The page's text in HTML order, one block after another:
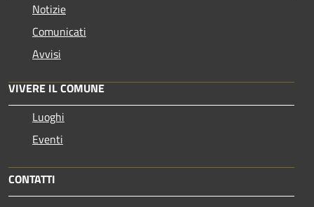
Notizie
Comunicati
Avvisi
VIVERE IL COMUNE
Luoghi
Eventi
CONTATTI